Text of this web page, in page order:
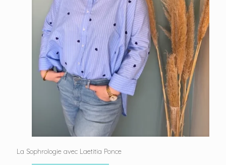
La Sophrologie avec Laetitia Ponce